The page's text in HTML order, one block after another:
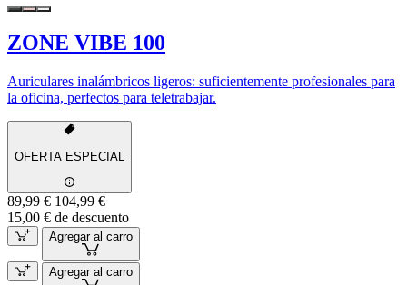
ZONE VIBE 100
Auriculares inalámbricos ligeros: suficientemente profesionales para
la oficina, perfectos para teletrabajar.
OFERTA ESPECIAL
89,99 € 104,99 €
15,00 € de descuento
Agregar al carro
Agregar al carro